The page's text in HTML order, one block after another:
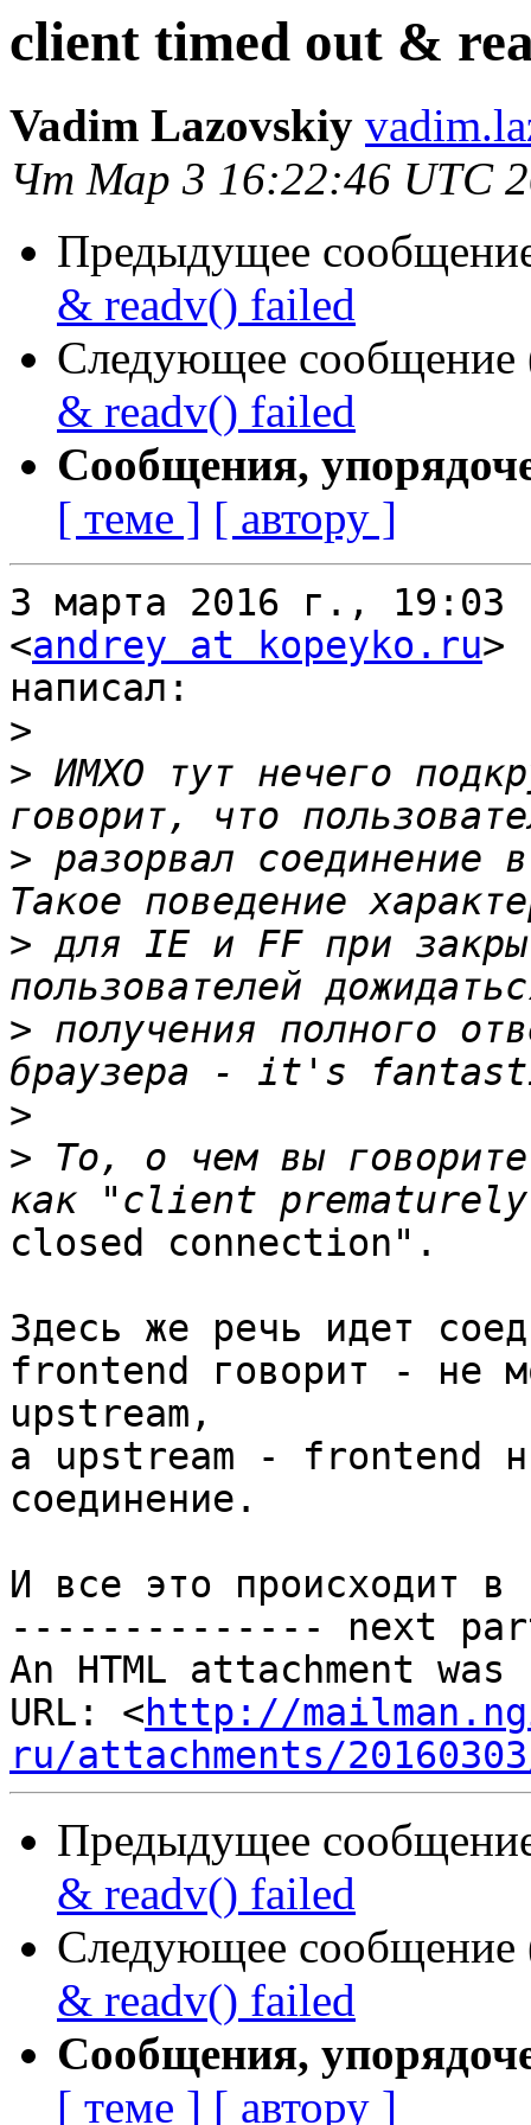
client timed out &
Vadim Lazovskiy
Чт Мар 3 16:22:46 UTC
Предыдущее
& readv() failed
Следующее сообщение
& readv() failed
Сообщения,
[ теме ] [ автору ]
3 марта 2016 г., 19:03
<andrey at kopeyko.ru>
написал:
>
> ИМХО тут нечего
> разорвал соединение
> для IE и FF при
> получения полного
>
> То, о чем вы
closed connection".
Здесь же речь идет
frontend говорит - не
upstream,
а upstream - frontend
соединение.
И все это происходит в
-------------- next
An HTML attachment
URL: <http://
ru/attachments/
Предыдущее
& readv() failed
Следующее сообщение
& readv() failed
Сообщения,
[ теме ] [ автору ]